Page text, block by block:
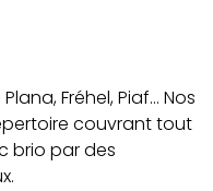
Fréhel, Piaf… Nos
couvrant tout
brio par des